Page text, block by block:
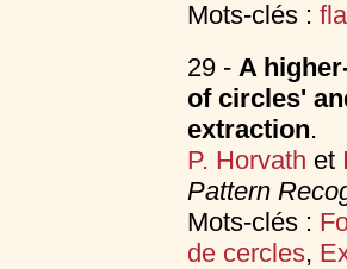
Mots-clés :
29 - A
of circles'
extraction.
P. Horvath et
Pattern
Mots-clés :
de cercles,